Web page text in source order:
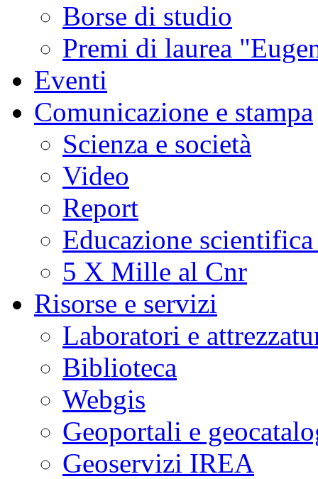
Borse di studio
Premi di laurea
Eventi
Comunicazione e stampa
Scienza e società
Video
Report
Educazione
5 X Mille al Cnr
Risorse e servizi
Laboratori e
Biblioteca
Webgis
Geoportali e
Geoservizi IREA